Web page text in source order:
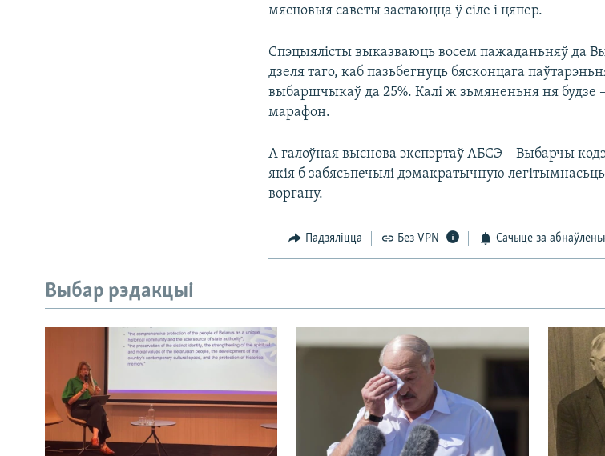
мясцовыя саветы застаюцца ў сіле і цяпер.
Спэцыялісты выказваюць восем пажаданьняў да
дзеля таго, каб пазьбегнуць бясконцага
выбаршчыкаў да 25%. Калі ж зьмяненьня ня будзе
марафон.
А галоўная выснова экспэртаў АБСЭ – Выбарчы
якія б забясьпечылі дэмакратычную
воргану.
Падзяліцца Без VPN Сачыце за
Выбар рэдакцыі